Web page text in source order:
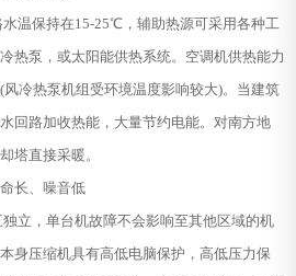
温保持在15-25℃，辅助热源可采用各种工
热泵，或太阳能供热系统。空调机供热能力
冷热泵机组受环境温度影响较大)。当建筑
回路加收热能，大量节约电能。对南方地
塔直接采暖。
长、噪音低
立，单台机故障不会影响至其他区域的机
身压缩机具有高低电脑保护，高低压力保